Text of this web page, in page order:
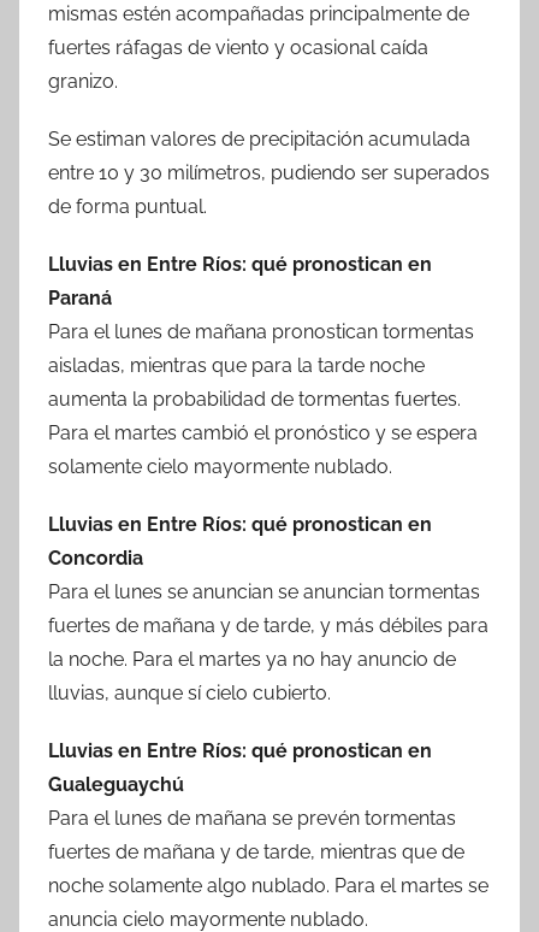
mismas estén acompañadas principalmente de
fuertes ráfagas de viento y ocasional caída
granizo.
Se estiman valores de precipitación acumulada
entre 10 y 30 milímetros, pudiendo ser superados
de forma puntual.
Lluvias en Entre Ríos: qué pronostican en
Paraná
Para el lunes de mañana pronostican tormentas
aisladas, mientras que para la tarde noche
aumenta la probabilidad de tormentas fuertes.
Para el martes cambió el pronóstico y se espera
solamente cielo mayormente nublado.
Lluvias en Entre Ríos: qué pronostican en
Concordia
Para el lunes se anuncian se anuncian tormentas
fuertes de mañana y de tarde, y más débiles para
la noche. Para el martes ya no hay anuncio de
lluvias, aunque sí cielo cubierto.
Lluvias en Entre Ríos: qué pronostican en
Gualeguaychú
Para el lunes de mañana se prevén tormentas
fuertes de mañana y de tarde, mientras que de
noche solamente algo nublado. Para el martes se
anuncia cielo mayormente nublado.